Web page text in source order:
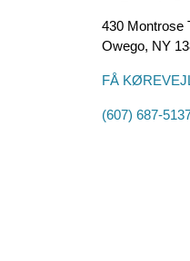
430 Montrose
Owego, NY
FÅ
(607) 687-